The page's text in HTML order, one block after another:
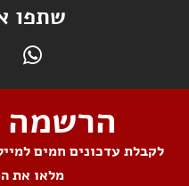
שתפו
הרשמה
לקבלת עדכונים חמים
מלאו את